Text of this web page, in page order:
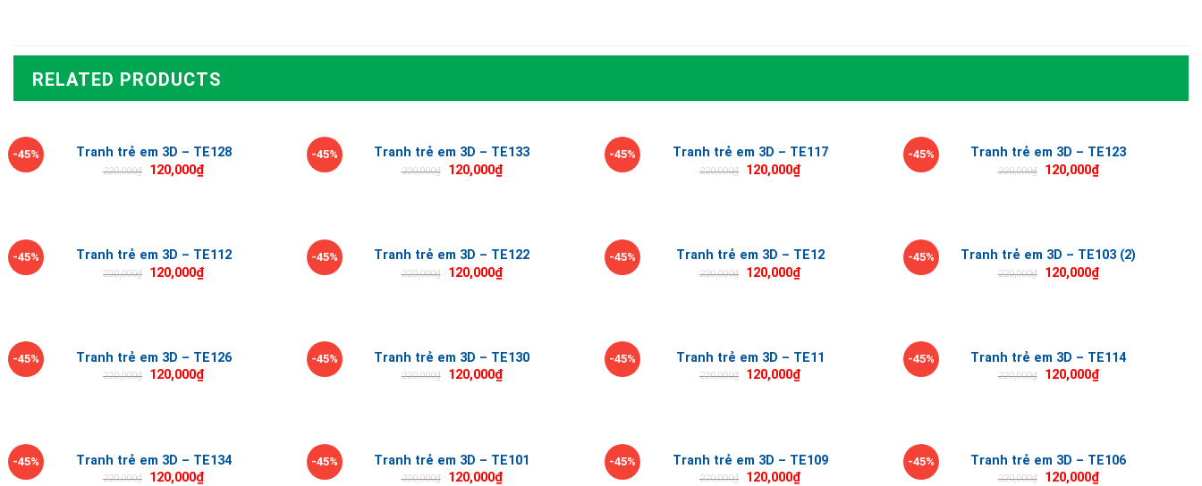
RELATED PRODUCTS
-45% Tranh trẻ em 3D – TE128
220,000₫ 120,000₫
-45% Tranh trẻ em 3D – TE133
220,000₫ 120,000₫
-45% Tranh trẻ em 3D – TE117
220,000₫ 120,000₫
-45% Tranh trẻ em 3D – TE123
220,000₫ 120,000₫
-45% Tranh trẻ em 3D – TE112
220,000₫ 120,000₫
-45% Tranh trẻ em 3D – TE122
220,000₫ 120,000₫
-45% Tranh trẻ em 3D – TE12
220,000₫ 120,000₫
-45% Tranh trẻ em 3D – TE103 (2)
220,000₫ 120,000₫
-45% Tranh trẻ em 3D – TE126
220,000₫ 120,000₫
-45% Tranh trẻ em 3D – TE130
220,000₫ 120,000₫
-45% Tranh trẻ em 3D – TE11
220,000₫ 120,000₫
-45% Tranh trẻ em 3D – TE114
220,000₫ 120,000₫
-45% Tranh trẻ em 3D – TE134
220,000₫ 120,000₫
-45% Tranh trẻ em 3D – TE101
220,000₫ 120,000₫
-45% Tranh trẻ em 3D – TE109
220,000₫ 120,000₫
-45% Tranh trẻ em 3D – TE106
220,000₫ 120,000₫